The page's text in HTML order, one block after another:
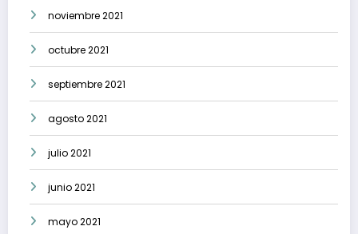
noviembre 2021
octubre 2021
septiembre 2021
agosto 2021
julio 2021
junio 2021
mayo 2021